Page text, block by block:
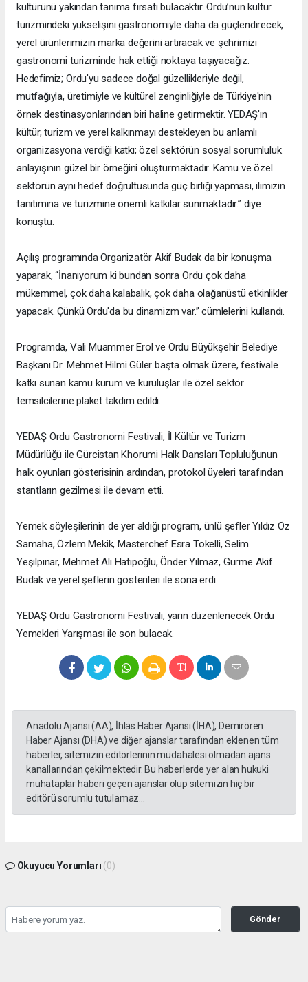
kültürünü yakından tanıma fırsatı bulacaktır. Ordu’nun kültür
turizmindeki yükselişini gastronomiyle daha da güçlendirecek,
yerel ürünlerimizin marka değerini artıracak ve şehrimizi
gastronomi turizminde hak ettiği noktaya taşıyacağız.
Hedefimiz; Ordu'yu sadece doğal güzellikleriyle değil,
mutfağıyla, üretimiyle ve kültürel zenginliğiyle de Türkiye'nin
örnek destinasyonlarından biri haline getirmektir. YEDAŞ'ın
kültür, turizm ve yerel kalkınmayı destekleyen bu anlamlı
organizasyona verdiği katkı; özel sektörün sosyal sorumluluk
anlayışının güzel bir örneğini oluşturmaktadır. Kamu ve özel
sektörün aynı hedef doğrultusunda güç birliği yapması, ilimizin
tanıtımına ve turizmine önemli katkılar sunmaktadır.” diye
konuştu.
Açılış programında Organizatör Akif Budak da bir konuşma
yaparak, “İnanıyorum ki bundan sonra Ordu çok daha
mükemmel, çok daha kalabalık, çok daha olağanüstü etkinlikler
yapacak. Çünkü Ordu'da bu dinamizm var.” cümlelerini kullandı.
Programda, Vali Muammer Erol ve Ordu Büyükşehir Belediye
Başkanı Dr. Mehmet Hilmi Güler başta olmak üzere, festivale
katkı sunan kamu kurum ve kuruluşlar ile özel sektör
temsilcilerine plaket takdim edildi.
YEDAŞ Ordu Gastronomi Festivali, İl Kültür ve Turizm
Müdürlüğü ile Gürcistan Khorumi Halk Dansları Topluluğunun
halk oyunları gösterisinin ardından, protokol üyeleri tarafından
stantların gezilmesi ile devam etti.
Yemek söyleşilerinin de yer aldığı program, ünlü şefler Yıldız Öz
Samaha, Özlem Mekik, Masterchef Esra Tokelli, Selim
Yeşilpınar, Mehmet Ali Hatipoğlu, Önder Yılmaz, Gurme Akif
Budak ve yerel şeflerin gösterileri ile sona erdi.
YEDAŞ Ordu Gastronomi Festivali, yarın düzenlenecek Ordu
Yemekleri Yarışması ile son bulacak.
Anadolu Ajansı (AA), İhlas Haber Ajansı (İHA), Demirören
Haber Ajansı (DHA) ve diğer ajanslar tarafından eklenen tüm
haberler, sitemizin editörlerinin müdahalesi olmadan ajans
kanallarından çekilmektedir. Bu haberlerde yer alan hukuki
muhataplar haberi geçen ajanslar olup sitemizin hiç bir
editörü sorumlu tutulamaz...
Okuyucu Yorumları (0)
Gönder
Yorum yazarak Topluluk Kuralları’nı kabul etmiş bulunuyor ve haberunye.com